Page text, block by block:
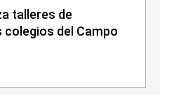
talleres de
del Campo